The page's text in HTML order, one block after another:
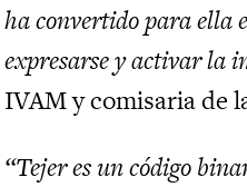
ha convertido para ella
expresarse y activar la
IVAM y comisaria de
“Tejer es un código